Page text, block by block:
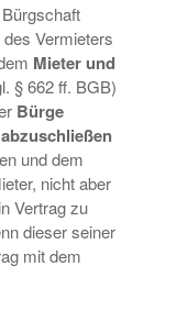
Vermieters
Mieter und
§ 662 ff. BGB)
Bürge
und dem
nicht aber
Vertrag zu
dieser seiner
mit dem